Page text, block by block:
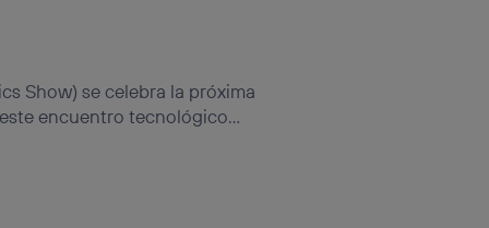
Show) se celebra la próxima
encuentro tecnológico...